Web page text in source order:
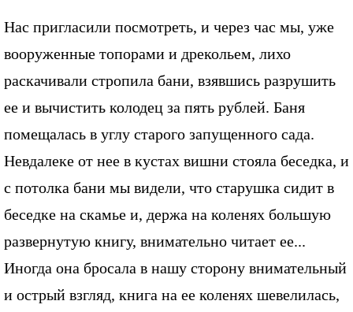
Нас пригласили посмотреть, и через час мы, уже
вооруженные топорами и дрекольем, лихо
раскачивали стропила бани, взявшись разрушить
ее и вычистить колодец за пять рублей. Баня
помещалась в углу старого запущенного сада.
Невдалеке от нее в кустах вишни стояла беседка, и
с потолка бани мы видели, что старушка сидит в
беседке на скамье и, держа на коленях большую
развернутую книгу, внимательно читает ее...
Иногда она бросала в нашу сторону внимательный
и острый взгляд, книга на ее коленях шевелилась,